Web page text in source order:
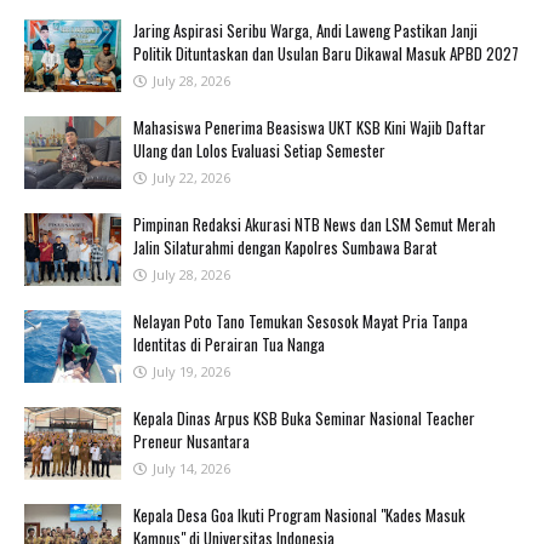
Jaring Aspirasi Seribu Warga, Andi Laweng Pastikan Janji
Politik Dituntaskan dan Usulan Baru Dikawal Masuk APBD 2027
July 28, 2026
Mahasiswa Penerima Beasiswa UKT KSB Kini Wajib Daftar
Ulang dan Lolos Evaluasi Setiap Semester
July 22, 2026
Pimpinan Redaksi Akurasi NTB News dan LSM Semut Merah
Jalin Silaturahmi dengan Kapolres Sumbawa Barat
July 28, 2026
‎Nelayan Poto Tano Temukan Sesosok Mayat Pria Tanpa
Identitas di Perairan Tua Nanga ‎
July 19, 2026
Kepala Dinas Arpus KSB Buka Seminar Nasional Teacher
Preneur Nusantara
July 14, 2026
Kepala Desa Goa Ikuti Program Nasional "Kades Masuk
Kampus" di Universitas Indonesia